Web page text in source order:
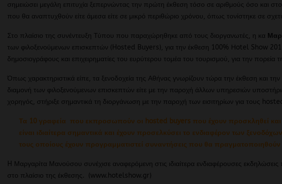
σημειώσει μεγάλη επιτυχία ξεπερνώντας την πρώτη έκθεση τόσο σε αριθμούς όσο και
που θα αναπτυχθούν είτε άμεσα είτε σε μικρό περιθώριο χρόνου, όπως τονίστηκε σε
Στο πλαίσιο της συνέντευξη Τύπου που παραχώρηθηκε από τους διοργανωτές, η κα
των φιλοξενούμενων επισκεπτών (Hosted Buyers), για την έκθεση 100% Ηotel Show
δημοσιογράφους και επιχειρηματίες του ευρύτερου τομέα του τουρισμού, για την πορεία
Όπως χαρακτηριστικά είπε, τα ξενοδοχεία της Αθήνας γνωρίζουν τώρα την έκθεση και
διαμονή των φιλοξενούμενων επισκεπτών είτε με την παροχή άλλων υπηρεσιών
χορηγός, στήριξε σημαντικά τη διοργάνωση με την παροχή των εισιτηρίων για τους
Τα 10 γραφεία που εκπροσωπούν οι hosted buyers που έχουν προσκληθεί
είναι ιδιαίτερα σημαντικά και έχουν προσελκύσει το ενδιαφέρον των
τους οποίους έχουν προγραμματιστεί συναντήσεις που θα
H Μαργαρίτα Μανούσου συνέχισε αναφερόμενη στις ιδιαίτερα ενδιαφέρουσες
στο πλαίσιο της έκθεσης. (www.hotelshow.gr)